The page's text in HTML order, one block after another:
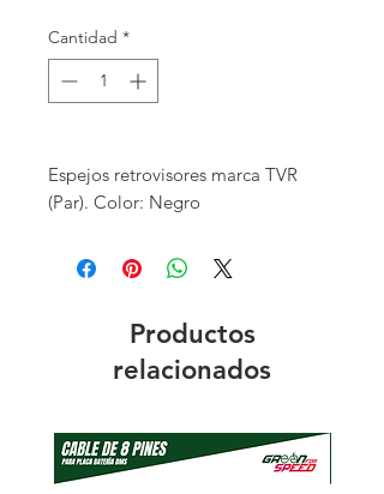
Cantidad *
Espejos retrovisores marca TVR
(Par). Color: Negro
Productos
relacionados